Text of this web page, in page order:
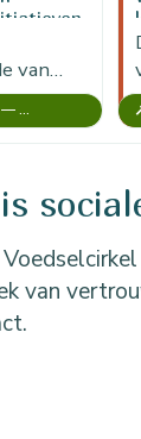
per jaar
van
uit op
Rekenmodel voedselinitiatief — MKBA Food (versie voor 1 initiatief)
van